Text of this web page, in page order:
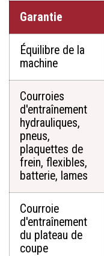
Garantie
Équilibre de la
machine
Courroies
d'entraînement
hydrauliques,
pneus,
plaquettes de
frein, flexibles,
batterie, lames
Courroie
d'entraînement
du plateau de
coupe